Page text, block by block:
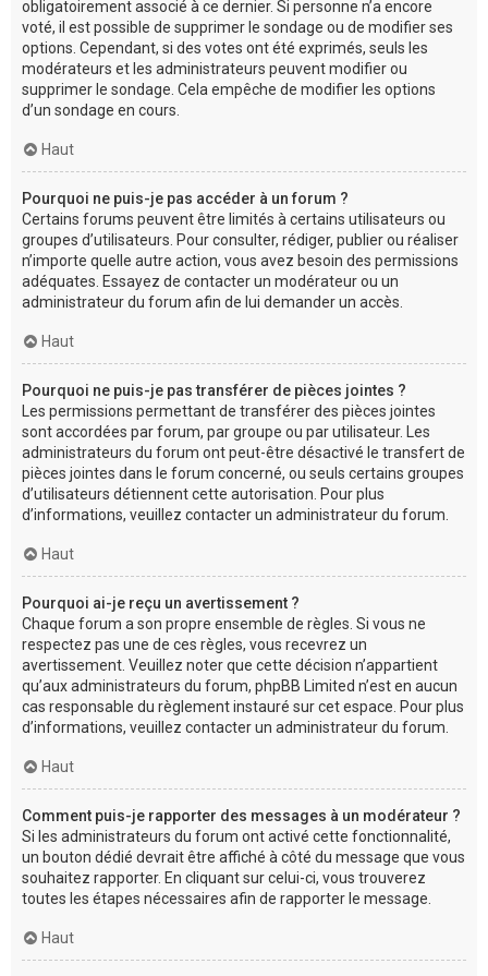
obligatoirement associé à ce dernier. Si personne n’a encore
voté, il est possible de supprimer le sondage ou de modifier ses
options. Cependant, si des votes ont été exprimés, seuls les
modérateurs et les administrateurs peuvent modifier ou
supprimer le sondage. Cela empêche de modifier les options
d’un sondage en cours.
Haut
Pourquoi ne puis-je pas accéder à un forum ?
Certains forums peuvent être limités à certains utilisateurs ou
groupes d’utilisateurs. Pour consulter, rédiger, publier ou réaliser
n’importe quelle autre action, vous avez besoin des permissions
adéquates. Essayez de contacter un modérateur ou un
administrateur du forum afin de lui demander un accès.
Haut
Pourquoi ne puis-je pas transférer de pièces jointes ?
Les permissions permettant de transférer des pièces jointes
sont accordées par forum, par groupe ou par utilisateur. Les
administrateurs du forum ont peut-être désactivé le transfert de
pièces jointes dans le forum concerné, ou seuls certains groupes
d’utilisateurs détiennent cette autorisation. Pour plus
d’informations, veuillez contacter un administrateur du forum.
Haut
Pourquoi ai-je reçu un avertissement ?
Chaque forum a son propre ensemble de règles. Si vous ne
respectez pas une de ces règles, vous recevrez un
avertissement. Veuillez noter que cette décision n’appartient
qu’aux administrateurs du forum, phpBB Limited n’est en aucun
cas responsable du règlement instauré sur cet espace. Pour plus
d’informations, veuillez contacter un administrateur du forum.
Haut
Comment puis-je rapporter des messages à un modérateur ?
Si les administrateurs du forum ont activé cette fonctionnalité,
un bouton dédié devrait être affiché à côté du message que vous
souhaitez rapporter. En cliquant sur celui-ci, vous trouverez
toutes les étapes nécessaires afin de rapporter le message.
Haut